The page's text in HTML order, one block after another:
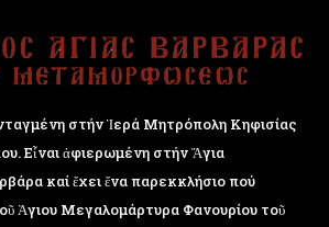
στήν Ἱερά Μητρόπολη Κηφισίας
Εἶναι ἀφιερωμένη στήν Ἅγια
καί ἔχει ἕνα παρεκκλήσιο πού
Ἁγιου Μεγαλομάρτυρα Φανουρίου τοῦ